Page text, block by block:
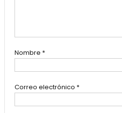
Nombre *
Correo electrónico *